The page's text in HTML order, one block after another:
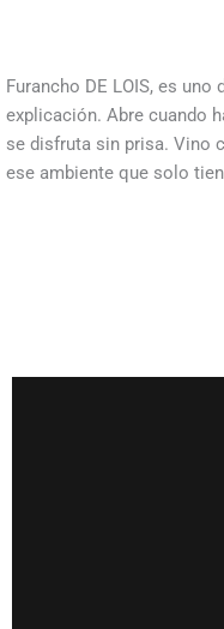
Furancho DE LOIS, es
explicación. Abre cuando
se disfruta sin prisa. Vino
ese ambiente que solo